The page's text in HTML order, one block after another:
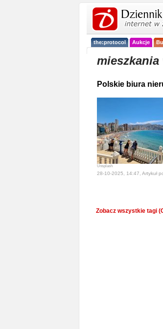
the:protocol Aukcje
Polskie biura
Unsplash
28-10-2025, 14:47, Artykuł
Zobacz wszystkie tagi